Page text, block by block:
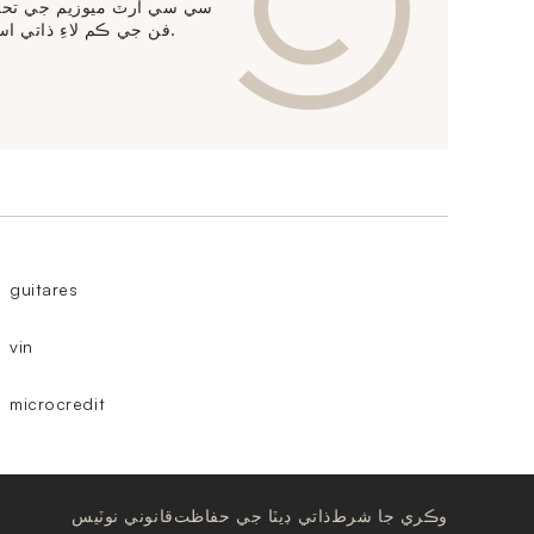
سي سي آرٽ ميوزيم جي
فن جي ڪم لاءِ ذاتي اسٽوريج خدمتون پيش ڪري ٿو.
guitares
vin
microcredit
قانوني نوٽيسذاتي ڊيٽا جي حفاظتوڪري جا شرط